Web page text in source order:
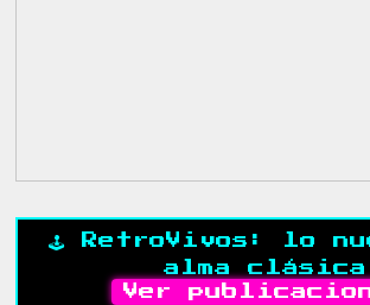
🕹️ RetroVivos: lo
alma clásica
Ver